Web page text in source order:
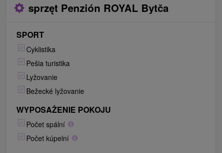
sprzęt Penzión ROYAL Bytča
SPORT
Cyklistika
Pešia turistika
Lyžovanie
Bežecké lyžovanie
WYPOSAŻENIE POKOJU
Počet spální
Počet kúpelní